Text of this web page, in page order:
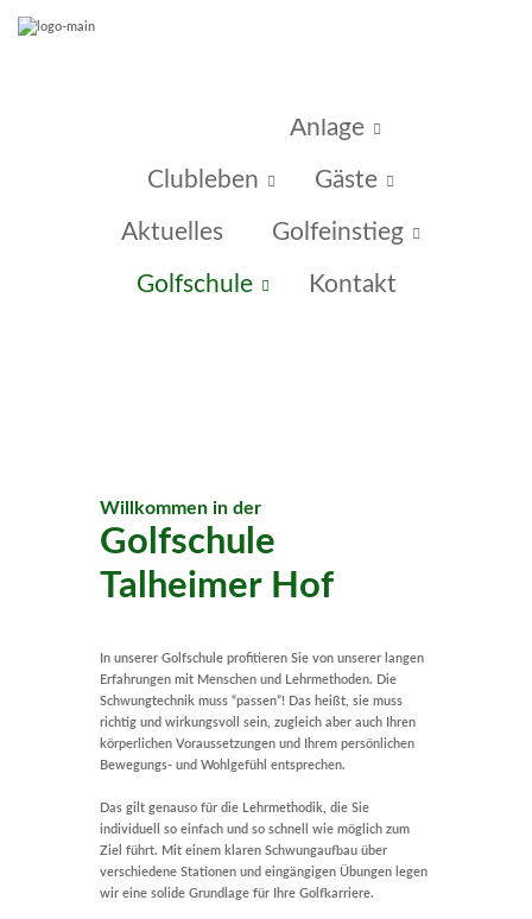
Anlage
Clubleben Gäste
Aktuelles Golfeinstieg
Golfschule Kontakt
Willkommen in der
Golfschule
Talheimer Hof
In unserer Golfschule profitieren Sie von unserer langen
Erfahrungen mit Menschen und Lehrmethoden. Die
Schwungtechnik muss “passen”! Das heißt, sie muss
richtig und wirkungsvoll sein, zugleich aber auch Ihren
körperlichen Voraussetzungen und Ihrem persönlichen
Bewegungs- und Wohlgefühl entsprechen.
Das gilt genauso für die Lehrmethodik, die Sie
individuell so einfach und so schnell wie möglich zum
Ziel führt. Mit einem klaren Schwungaufbau über
verschiedene Stationen und eingängigen Übungen legen
wir eine solide Grundlage für Ihre Golfkarriere.